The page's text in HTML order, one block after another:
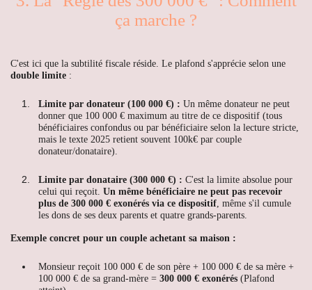
ça marche ?
C'est ici que la subtilité fiscale réside. Le plafond s'apprécie selon une
double limite :
Limite par donateur (100 000 €) : Un même donateur ne peut
donner que 100 000 € maximum au titre de ce dispositif (tous
bénéficiaires confondus ou par bénéficiaire selon la lecture stricte,
mais le texte 2025 retient souvent 100k€ par couple
donateur/donataire).
Limite par donataire (300 000 €) : C'est la limite absolue pour
celui qui reçoit. Un même bénéficiaire ne peut pas recevoir
plus de 300 000 € exonérés via ce dispositif, même s'il cumule
les dons de ses deux parents et quatre grands-parents.
Exemple concret pour un couple achetant sa maison :
Monsieur reçoit 100 000 € de son père + 100 000 € de sa mère +
100 000 € de sa grand-mère = 300 000 € exonérés (Plafond